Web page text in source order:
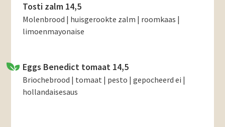
Tosti zalm 14,5
Molenbrood | huisgerookte zalm | roomkaas |
limoenmayonaise
Eggs Benedict tomaat 14,5
Briochebrood | tomaat | pesto | gepocheerd ei |
hollandaisesaus